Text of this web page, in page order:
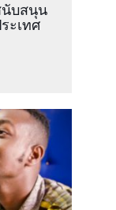
นับสนุน
ะเทศ